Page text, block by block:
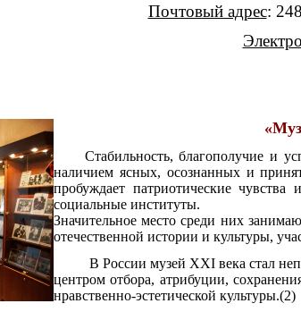
Почтовый адрес:
Стабильность, благополучие и
наличием ясных, осознанных и
пробуждает патриотические
социальные институты.
Значительное место среди них
отечественной истории и культуры,
В России музей XXI века стал
центром отбора, атрибуции,
нравственно-эстетической культуры.(2)